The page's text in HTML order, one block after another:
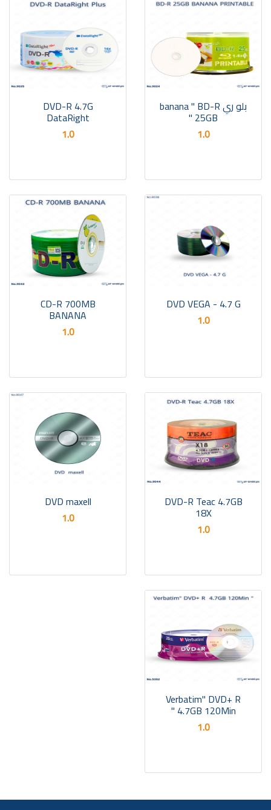
بلو ري banana " BD-R
25GB "
1.0
DVD-R 4.7G
DataRight
1.0
DVD VEGA - 4.7 G
1.0
CD-R 700MB
BANANA
1.0
DVD-R Teac 4.7GB
18X
1.0
DVD maxell
1.0
Verbatim" DVD+ R
4.7GB 120Min "
1.0